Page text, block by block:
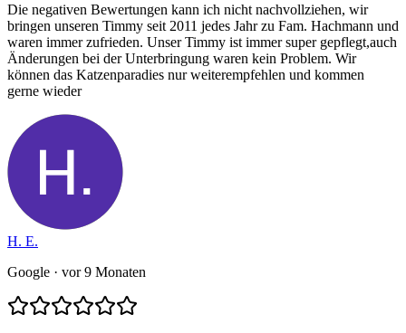
Die negativen Bewertungen kann ich nicht nachvollziehen, wir
bringen unseren Timmy seit 2011 jedes Jahr zu Fam. Hachmann und
waren immer zufrieden. Unser Timmy ist immer super gepflegt,auch
Änderungen bei der Unterbringung waren kein Problem. Wir
können das Katzenparadies nur weiterempfehlen und kommen
gerne wieder
H. E.
Google · vor 9 Monaten